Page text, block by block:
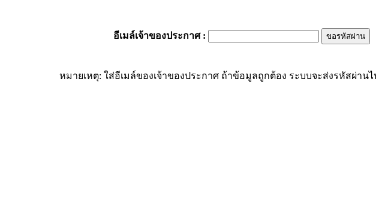
อีเมล์เจ้าของประกาศ:
หมายเหตุ: ใส่อีเมล์ของเจ้าของประกาศ ถ้าข้อมูลถูกต้อง ระบบจะส่งรหัสผ่าน